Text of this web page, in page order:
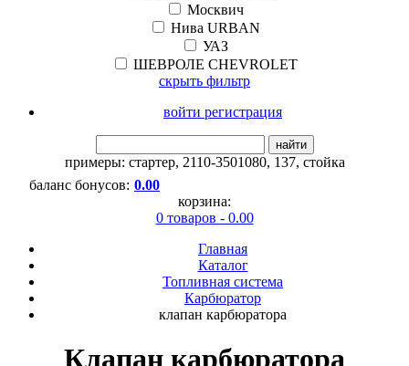
Москвич
Нива URBAN
УАЗ
ШЕВРОЛЕ CHEVROLET
скрыть фильтр
войти регистрация
найти
примеры: стартер, 2110-3501080, 137, стойка
баланс бонусов: 0.00
корзина:
0 товаров - 0.00
Главная
Каталог
Топливная система
Карбюратор
клапан карбюратора
Клапан карбюратора